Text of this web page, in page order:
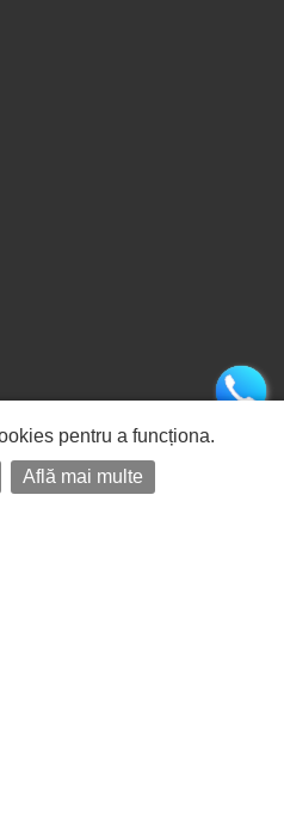
pentru a funcționa.
Află mai multe